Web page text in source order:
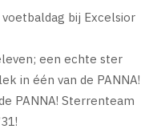
bij Excelsior
een echte ster
in één van de PANNA!
PANNA! Sterrenteam